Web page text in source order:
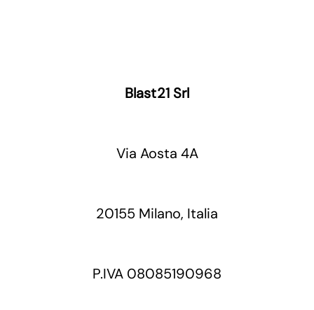
Blast21 Srl
Via Aosta 4A
20155 Milano, Italia
P.IVA 08085190968